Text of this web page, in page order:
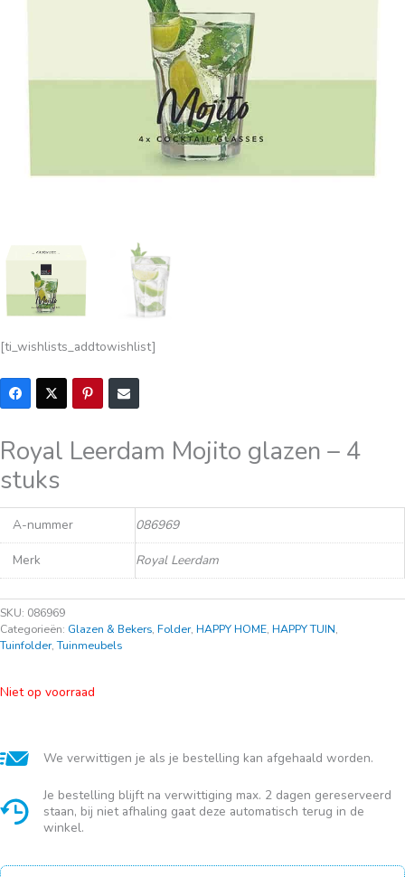
[ti_wishlists_addtowishlist]
Royal Leerdam Mojito glazen – 4
stuks
A-nummer 086969
Merk Royal Leerdam
SKU: 086969
Categorieën: Glazen & Bekers, Folder, HAPPY HOME, HAPPY TUIN,
Tuinfolder,Tuinmeubels
Niet op voorraad
We verwittigen je als je bestelling kan afgehaald worden.
Je bestelling blijft na verwittiging max. 2 dagen gereserveerd
staan, bij niet afhaling gaat deze automatisch terug in de
winkel.